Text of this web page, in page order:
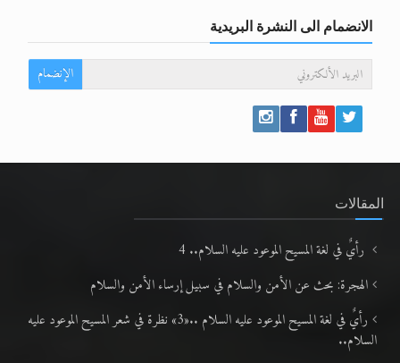
الانضمام الى النشرة البريدية
الإنضمام
المقالات
رأيٌ في لغة المسيح الموعود عليه السلام.. 4
الهجرة: بحث عن الأمن والسلام في سبيل إرساء الأمن والسلام
رأيٌ في لغة المسيح الموعود عليه السلام ..«3» نظرة في شعر المسيح الموعود عليه
السلام..